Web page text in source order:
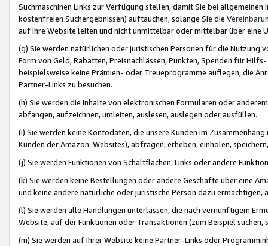
Suchmaschinen Links zur Verfügung stellen, damit Sie bei
kostenfreien Suchergebnissen) auftauchen, solange Sie die
auf Ihre Website leiten und nicht unmittelbar oder mittelbar über eine
(g) Sie werden natürlichen oder juristischen Personen für die Nutzung
Form von Geld, Rabatten, Preisnachlässen, Punkten, Spenden für
beispielsweise keine Prämien- oder Treueprogramme auflegen, die
Partner-Links zu besuchen.
(h) Sie werden die Inhalte von elektronischen Formularen oder
abfangen, aufzeichnen, umleiten, auslesen, auslegen oder ausfüllen.
(i) Sie werden keine Kontodaten, die unsere Kunden im
Kunden der Amazon-Websites), abfragen, erheben, einholen,
(j) Sie werden Funktionen von Schaltflächen, Links oder andere
(k) Sie werden keine Bestellungen oder andere Geschäfte über eine
und keine andere natürliche oder juristische Person dazu
(l) Sie werden alle Handlungen unterlassen, die nach vernünftigem
Website, auf der Funktionen oder Transaktionen (zum Beispiel
(m) Sie werden auf Ihrer Website keine Partner-Links oder